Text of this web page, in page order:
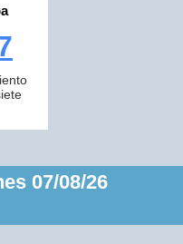
07/08/26